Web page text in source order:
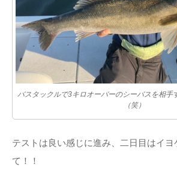
バスタックルで3キロオーバーのシーバスを相手
（笑）
テストは良い感じに進み、二日目はイヨ
て！！